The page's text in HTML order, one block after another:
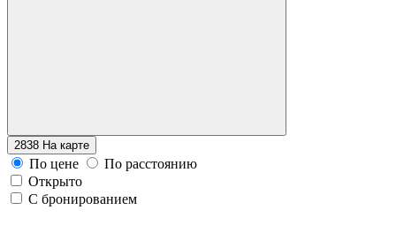
2838 На карте
По цене
По расстоянию
Открыто
С бронированием